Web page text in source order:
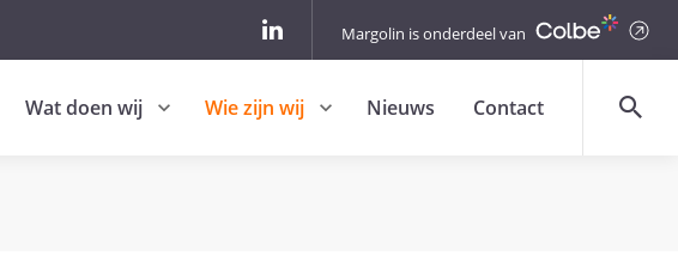
Margolin is onderdeel van
Wat doen wij Wie zijn wij Nieuws Contact